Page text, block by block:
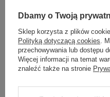
oryginalny i pochodzi z oficjalnej
W ciągu 30 dni możesz dokonać
podania przyczyny.
Dbamy o Twoją
Sklep korzysta z plików
Polityką dotyczącą cookies.
przechowywania lub dostępu
Więcej informacji na temat
znaleźć także na stronie